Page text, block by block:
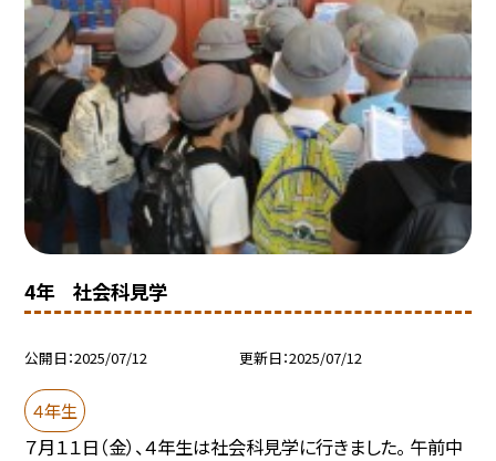
4年 社会科見学
公開日 2025/07/12 更新日 2025/07/12
４年生
７月１１日（金）、４年生は社会科見学に行きました。 午前中